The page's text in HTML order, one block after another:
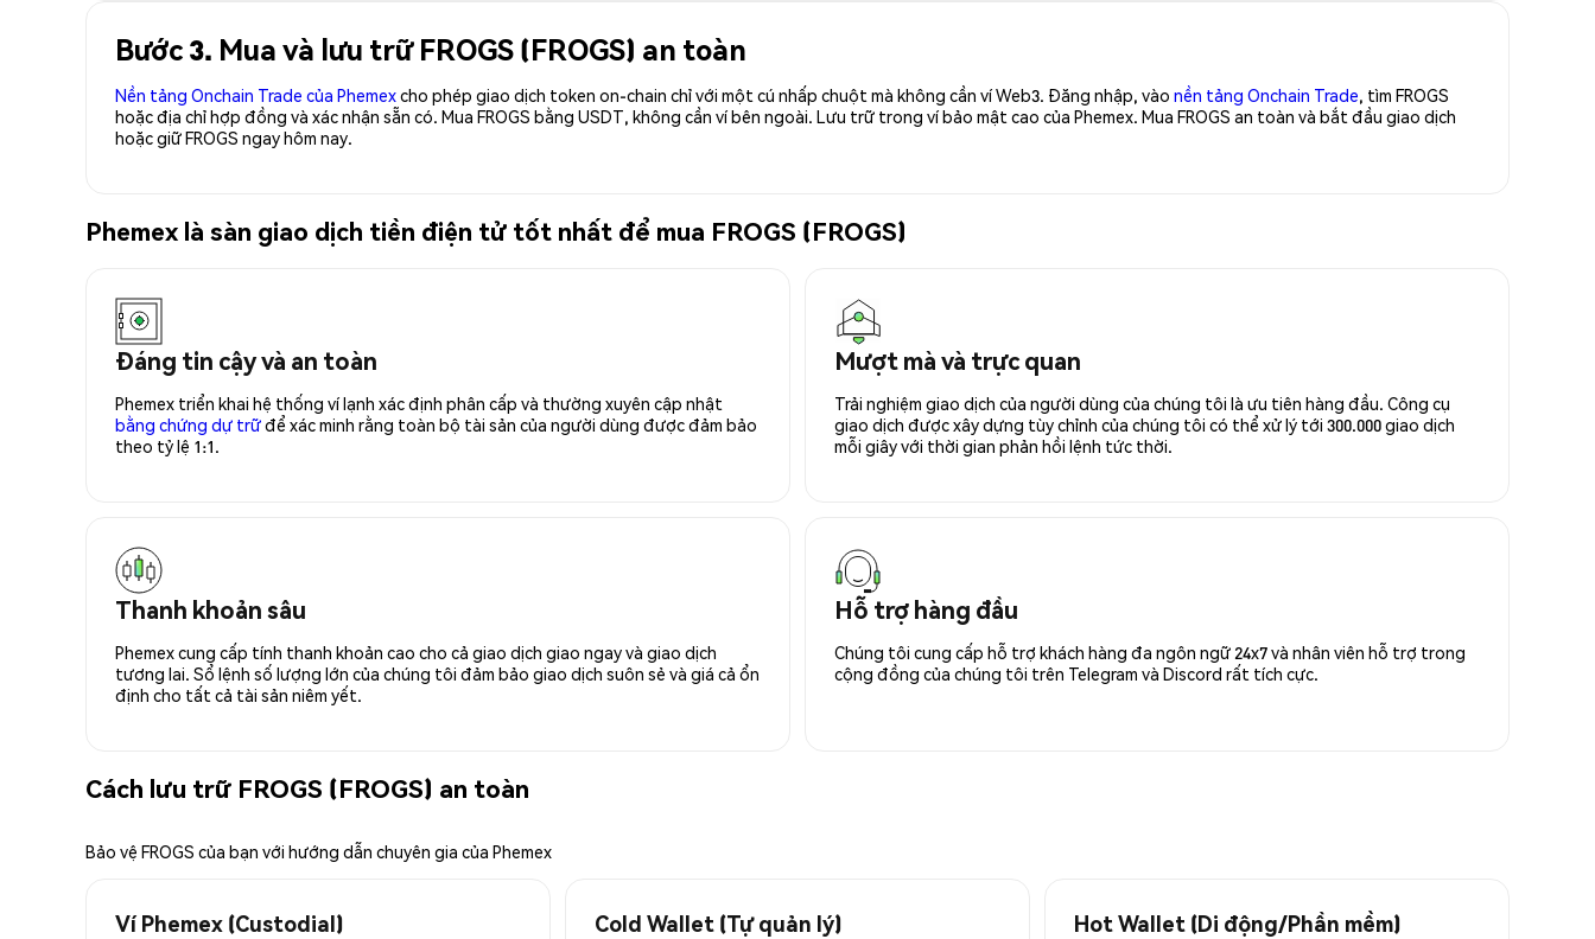
Bước 3. Mua và lưu trữ FROGS (FROGS) an toàn
Nền tảng Onchain Trade của Phemexcho phép giao dịch token on-chain chỉ với một cú nhấp chuột mà không cần ví Web3. Đăng nhập, vào nền tảng Onchain Trade, tìm FROGS
hoặc địa chỉ hợp đồng và xác nhận sẵn có. Mua FROGS bằng USDT, không cần ví bên ngoài. Lưu trữ trong ví bảo mật cao của Phemex. Mua FROGS an toàn và bắt đầu giao dịch
hoặc giữ FROGS ngay hôm nay.
Phemex là sàn giao dịch tiền điện tử tốt nhất để mua FROGS (FROGS)
Đáng tin cậy và an toàn
Phemex triển khai hệ thống ví lạnh xác định phân cấp và thường xuyên cập nhật
bằng chứng dự trữđể xác minh rằng toàn bộ tài sản của người dùng được đảm bảo
theo tỷ lệ 1:1.
Mượt mà và trực quan
Trải nghiệm giao dịch của người dùng của chúng tôi là ưu tiên hàng đầu. Công cụ
giao dịch được xây dựng tùy chỉnh của chúng tôi có thể xử lý tới 300.000 giao dịch
mỗi giây với thời gian phản hồi lệnh tức thời.
Thanh khoản sâu
Phemex cung cấp tính thanh khoản cao cho cả giao dịch giao ngay và giao dịch
tương lai. Sổ lệnh số lượng lớn của chúng tôi đảm bảo giao dịch suôn sẻ và giá cả ổn
định cho tất cả tài sản niêm yết.
Hỗ trợ hàng đầu
Chúng tôi cung cấp hỗ trợ khách hàng đa ngôn ngữ 24x7 và nhân viên hỗ trợ trong
cộng đồng của chúng tôi trên Telegram và Discord rất tích cực.
Cách lưu trữ FROGS (FROGS) an toàn
Bảo vệ FROGS của bạn với hướng dẫn chuyên gia của Phemex
Ví Phemex (Custodial) Cold Wallet (Tự quản lý) Hot Wallet (Di động/Phần mềm)